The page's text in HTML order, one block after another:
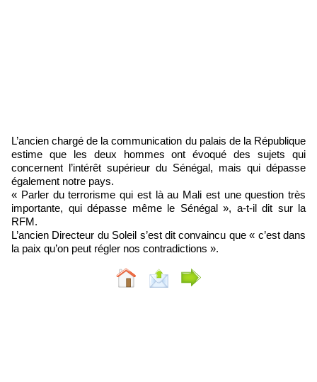
L’ancien chargé de la communication du palais de la République
estime que les deux hommes ont évoqué des sujets qui
concernent l’intérêt supérieur du Sénégal, mais qui dépasse
également notre pays.
« Parler du terrorisme qui est là au Mali est une question très
importante, qui dépasse même le Sénégal », a-t-il dit sur la
RFM.
L’ancien Directeur du Soleil s’est dit convaincu que « c’est dans
la paix qu’on peut régler nos contradictions ».